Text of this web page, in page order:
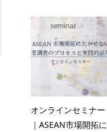
seminar
オンラインセミナー
｜ASEAN市場開拓に